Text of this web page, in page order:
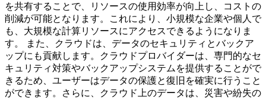
を共有することで、リソースの使用効率が向上し、コストの
削減が可能となります。これにより、小規模な企業や個人で
も、大規模な計算リソースにアクセスできるようになりま
す。 また、クラウドは、データのセキュリティとバックア
ップにも貢献します。クラウドプロバイダーは、専門的なセ
キュリティ対策やバックアップシステムを提供することがで
きるため、ユーザーはデータの保護と復旧を確実に行うこと
ができます。さらに、クラウド上のデータは、災害や紛失の